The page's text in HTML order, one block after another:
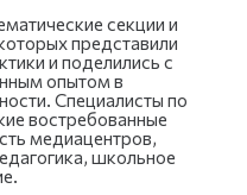
секции и
представили
и поделились с
опытом в
Специалисты по
востребованные
медиацентров,
школьное